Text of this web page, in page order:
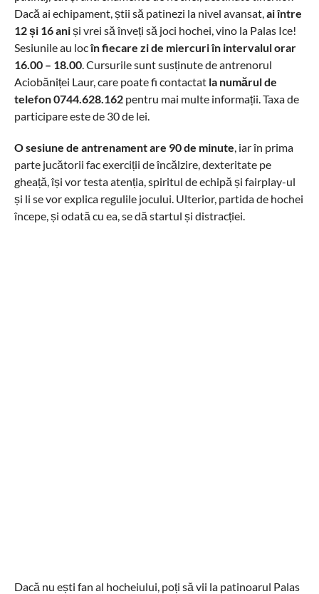
Dacă ai echipament, știi să patinezi la nivel avansat,ai între
12 și 16 aniși vrei să înveți să joci hochei, vino la Palas Ice!
Sesiunile au locîn fiecare zi de miercuri în intervalul orar
16.00 – 18.00. Cursurile sunt susținute de antrenorul
Aciobăniței Laur, care poate fi contactat la numărul de
telefon 0744.628.162pentru mai multe informații. Taxa de
participare este de 30 de lei.
O sesiune de antrenament are 90 de minute, iar în prima
parte jucătorii fac exerciții de încălzire, dexteritate pe
gheață, își vor testa atenția, spiritul de echipă și fairplay-ul
și li se vor explica regulile jocului. Ulterior, partida de hochei
începe, și odată cu ea, se dă startul și distracției.
Dacă nu ești fan al hocheiului, poți să vii la patinoarul Palas